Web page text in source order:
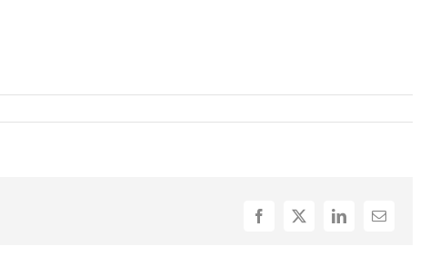
Facebook
X LinkedInEmail